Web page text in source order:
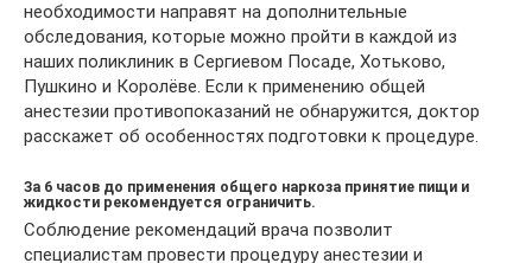
необходимости направят на дополнительные
обследования, которые можно пройти в каждой из
наших поликлиник в Сергиевом Посаде, Хотьково,
Пушкино и Королёве. Если к применению общей
анестезии противопоказаний не обнаружится, доктор
расскажет об особенностях подготовки к процедуре.
За 6 часов до применения общего наркоза принятие пищи и
жидкости рекомендуется ограничить.
Соблюдение рекомендаций врача позволит
специалистам провести процедуру анестезии и